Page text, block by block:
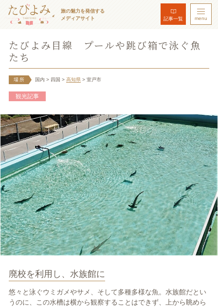
旅の魅力を発信する
メディアサイト
記事一覧 menu
たびよみ目線 プールや跳び箱で泳ぐ魚
たち
場所 国内 > 四国 > 高知県 > 室戸市
観光記事
廃校を利用し、水族館に
悠々と泳ぐウミガメやサメ、そして多種多様な魚。水族館だとい
うのに、この水槽は横から観察することはできず、上から眺めら